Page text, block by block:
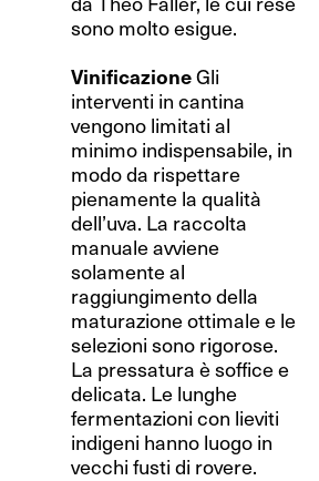
sono molto esigue.
VinificazioneGli
interventi in cantina
vengono limitati al
minimo indispensabile, in
modo da rispettare
pienamente la qualità
dell’uva. La raccolta
manuale avviene
solamente al
raggiungimento della
maturazione ottimale e le
selezioni sono rigorose.
La pressatura è soffice e
delicata. Le lunghe
fermentazioni con lieviti
indigeni hanno luogo in
vecchi fusti di rovere.